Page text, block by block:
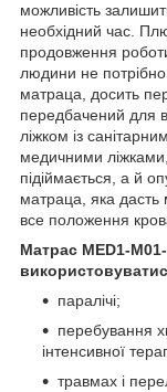
можливість
необхідний час.
продовження
людини не
матраца, досить
передбачений для
ліжком із
медичними ліжками,
підіймається, а й
матраца, яка дасть
все положення
Матрас MED1-M
паралічі;
перебування
інтенсивної
травмах і